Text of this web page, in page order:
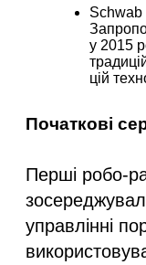
Schwab
у 2015
цій
Початкові
Перші робо-
управлінні